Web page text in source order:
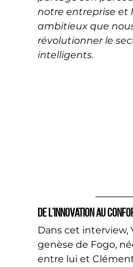
notre entreprise et
ambitieux que
révolutionner le
intelligents.
De l’innovation au
Dans cet interview,
genèse de Fogo,
entre lui et